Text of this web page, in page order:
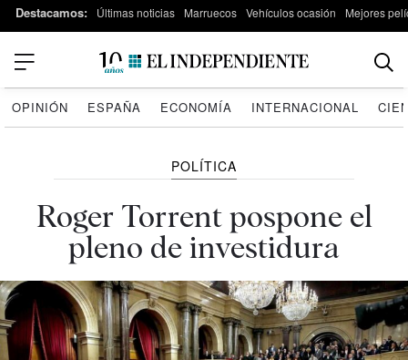
Destacamos: Últimas noticias Marruecos Vehículos ocasión Mejores
OPINIÓN ESPAÑA ECONOMÍA INTERNACIONAL
POLÍTICA
Roger Torrent pospone el
pleno de investidura